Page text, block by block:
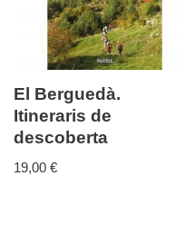
El Berguedà.
Itineraris de
descoberta
19,00 €